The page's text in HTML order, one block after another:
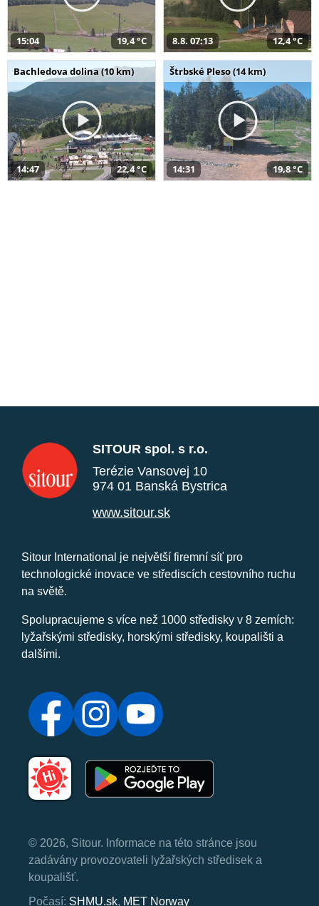
15:04 19,4 °C 8.8. 07:13 12,4 °C
Bachledova dolina (10 km)
14:47 22,4 °C
Štrbské Pleso (14 km)
14:31 19,8 °C
SITOUR spol. s r.o.
Terézie Vansovej 10
974 01 Banská Bystrica
www.sitour.sk
Sitour International je největší firemní síť pro
technologické inovace ve střediscích cestovního ruchu
na světě.
Spolupracujeme s více než 1000 středisky v 8 zemích:
lyžařskými středisky, horskými středisky, koupališti a
dalšími.
© 2026, Sitour. Informace na této stránce jsou
zadávány provozovateli lyžařských středisek a
koupališť.
Počasí: SHMU.sk, MET Norway